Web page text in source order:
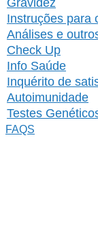
Gravidez
Instruções para
Análises e
Check Up
Info Saúde
Inquérito de
Autoimunidade
Testes
FAQS